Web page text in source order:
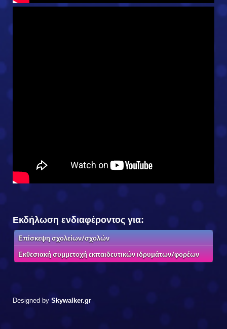
Εκδήλωση ενδιαφέροντος για:
Επίσκεψη σχολείων/σχολών
Εκθεσιακή συμμετοχή εκπαιδευτικών ιδρυμάτων/φορέων
Designed by Skywalker.gr